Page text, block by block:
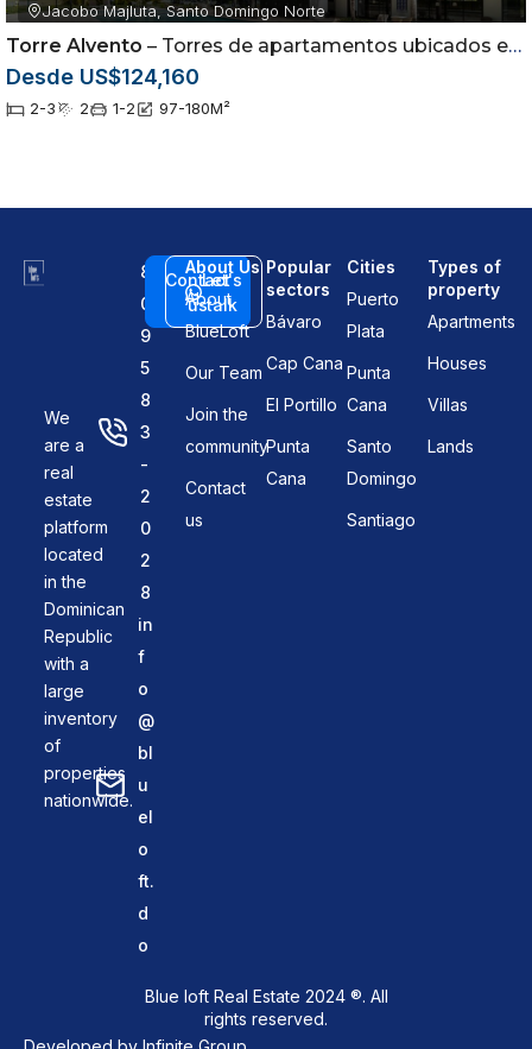
Jacobo Majluta, Santo Domingo Norte
Torre Alvento – Torres de apartamentos ubicados en la Jacobo Majluta, Santo Domingo, República Dominicana.
Desde US$124,160
2-3 2 1-2 97-180M²
We
are a
real
estate
platform
located
in the
Dominican
Republic
with a
large
inventory
of
properties
nationwide.
8
0
9
5
8
3
-
2
0
2
8
in
f
o
@
bl
u
el
o
ft.
d
o
Contact
us
Let's
talk
About Us
About
BlueLoft
Our Team
Join the
community
Contact
us
Popular
sectors
Bávaro
Cap Cana
El Portillo
Punta
Cana
Cities
Puerto
Plata
Punta
Cana
Santo
Domingo
Santiago
Types of
property
Apartments
Houses
Villas
Lands
Blue loft Real Estate 2024 ®. All
rights reserved.